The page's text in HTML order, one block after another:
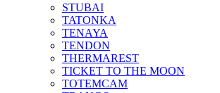
STUBAI
TATONKA
TENAYA
TENDON
THERMAREST
TICKET TO THE MOON
TOTEMCAM